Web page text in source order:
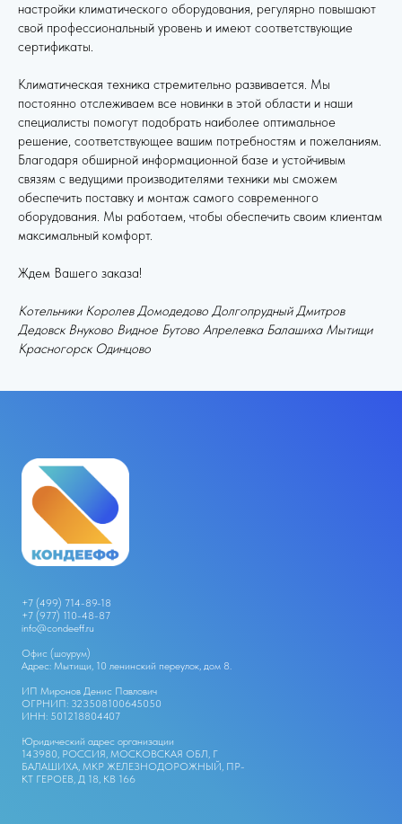
настройки климатического оборудования, регулярно повышают
свой профессиональный уровень и имеют соответствующие
сертификаты.
Климатическая техника стремительно развивается. Мы
постоянно отслеживаем все новинки в этой области и наши
специалисты помогут подобрать наиболее оптимальное
решение, соответствующее вашим потребностям и пожеланиям.
Благодаря обширной информационной базе и устойчивым
связям с ведущими производителями техники мы сможем
обеспечить поставку и монтаж самого современного
оборудования. Мы работаем, чтобы обеспечить своим клиентам
максимальный комфорт.
Ждем Вашего заказа!
Котельники Королев Домодедово Долгопрудный Дмитров
Дедовск Внуково Видное Бутово Апрелевка Балашиха Мытищи
Красногорск Одинцово
+7 (499) 714-89-18
+7 (977) 110-48-87
info@condeeff.ru
Офис (шоурум)
Адрес: Мытищи, 10 ленинский переулок, дом 8.
ИП Миронов Денис Павлович
ОГРНИП: 323508100645050
ИНН: 501218804407
Юридический адрес организации
143980, РОССИЯ, МОСКОВСКАЯ ОБЛ, Г
БАЛАШИХА, МКР ЖЕЛЕЗНОДОРОЖНЫЙ, ПР-
КТ ГЕРОЕВ, Д 18, КВ 166